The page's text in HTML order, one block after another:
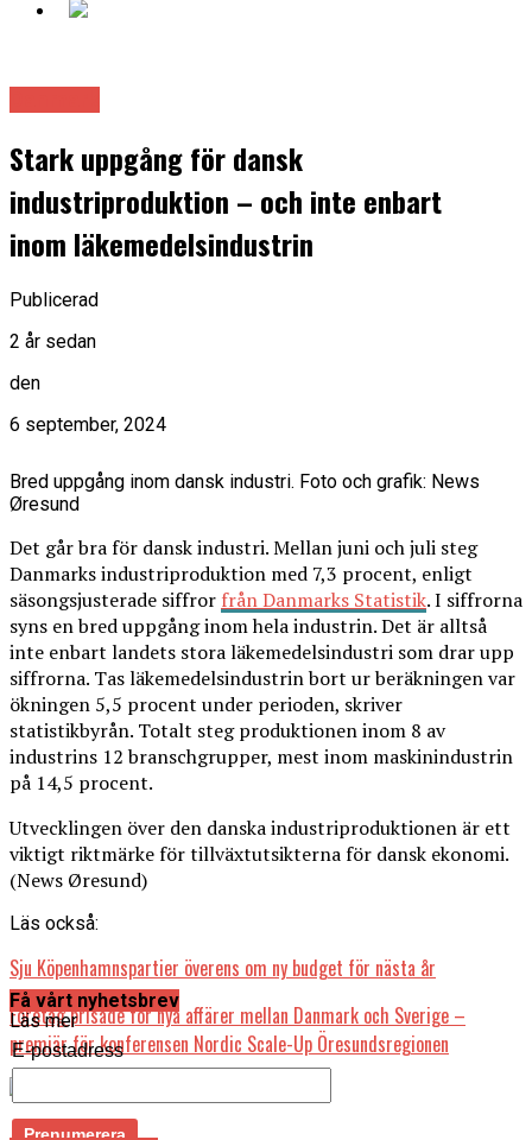
Stark uppgång för dansk
industriproduktion – och inte enbart
inom läkemedelsindustrin
Publicerad
2 år sedan
den
6 september, 2024
Bred uppgång inom dansk industri. Foto och grafik: News
Øresund
Det går bra för dansk industri. Mellan juni och juli steg
Danmarks industriproduktion med 7,3 procent, enligt
säsongsjusterade siffror från Danmarks Statistik. I siffrorna
syns en bred uppgång inom hela industrin. Det är alltså
inte enbart landets stora läkemedelsindustri som drar upp
siffrorna. Tas läkemedelsindustrin bort ur beräkningen var
ökningen 5,5 procent under perioden, skriver
statistikbyrån. Totalt steg produktionen inom 8 av
industrins 12 branschgrupper, mest inom maskinindustrin
på 14,5 procent.
Utvecklingen över den danska industriproduktionen är ett
viktigt riktmärke för tillväxtutsikterna för dansk ekonomi.
(News Øresund)
Läs också:
Sju Köpenhamnspartier överens om ny budget för nästa år
Företag prisade för nya affärer mellan Danmark och Sverige –
premiär för konferensen Nordic Scale-Up Öresundsregionen
Läs mer
Få vårt nyhetsbrev
E-postadress